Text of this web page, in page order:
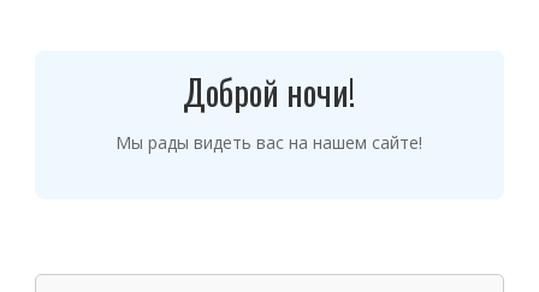
Доброй ночи!
Мы рады видеть вас на нашем сайте!